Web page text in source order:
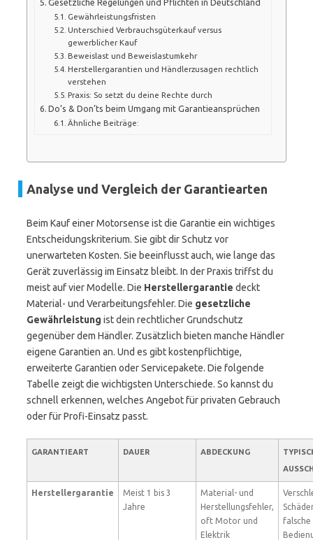
Gewährleistungsfristen
Unterschied Verbrauchsgüterkauf versus
gewerblicher Kauf
Beweislast und Beweislastumkehr
Herstellergarantien und Händlerzusagen rechtlich
verstehen
Praxis: So setzt du deine Rechte durch
Do’s & Don’ts beim Umgang mit Garantieansprüchen
Ähnliche Beiträge:
Analyse und Vergleich der Garantiearten
Beim Kauf einer Motorsense ist die Garantie ein wichtiges
Entscheidungskriterium. Sie gibt dir Schutz vor
unerwarteten Kosten. Sie beeinflusst auch, wie lange das
Gerät zuverlässig im Einsatz bleibt. In der Praxis triffst du
meist auf vier Modelle. Die Herstellergarantie deckt
Material- und Verarbeitungsfehler. Die gesetzliche
Gewährleistung ist dein rechtlicher Grundschutz
gegenüber dem Händler. Zusätzlich bieten manche Händler
eigene Garantien an. Und es gibt kostenpflichtige,
erweiterte Garantien oder Servicepakete. Die folgende
Tabelle zeigt die wichtigsten Unterschiede. So kannst du
schnell erkennen, welches Angebot für privaten Gebrauch
oder für Profi-Einsatz passt.
GARANTIEART DAUER ABDECKUNG
Herstellergarantie
Meist 1 bis 3
Jahre
Material- und
Herstellungsfehler,
oft Motor und
Elektrik
falsche